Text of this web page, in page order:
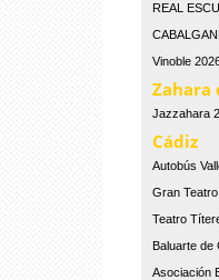
REAL
Vinoble
Zahara
Jazzahara
Cádiz
Autobús
Gran
Teatro
Baluarte de
Asociación